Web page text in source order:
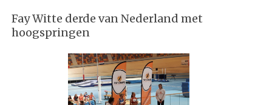
Fay Witte derde van Nederland met
hoogspringen